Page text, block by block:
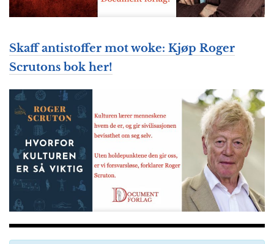
Skaff antistoffer mot woke: Kjøp Roger
Scrutons bok her!